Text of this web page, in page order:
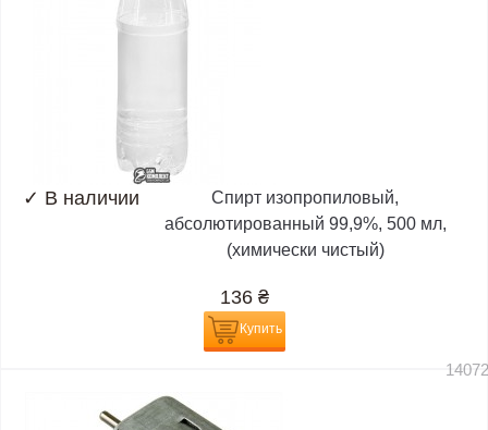
✓ В наличии
Спирт изопропиловый,
абсолютированный 99,9%, 500 мл,
(химически чистый)
136 ₴
Купить